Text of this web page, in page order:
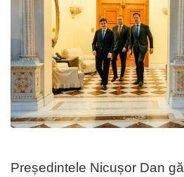
Președintele Nicușor Dan